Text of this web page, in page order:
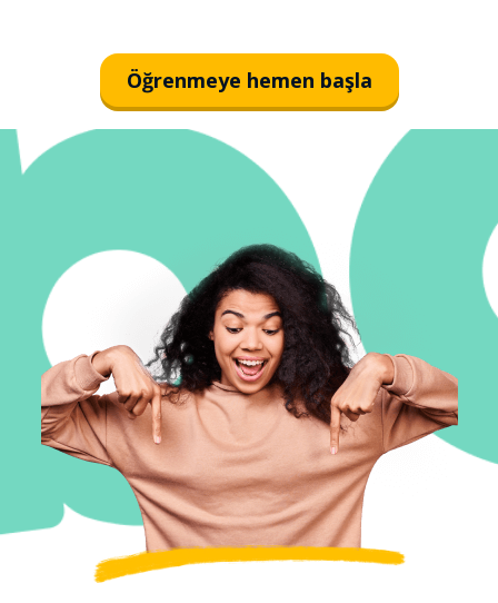
Öğrenmeye hemen başla